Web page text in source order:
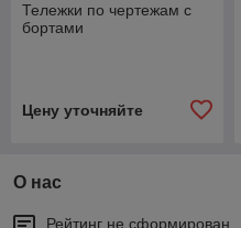
Тележки по чертежам с
бортами
Цену уточняйте
О нас
Рейтинг не сформирован